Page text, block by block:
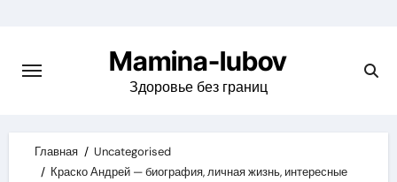
content
Mamina-lubov
Здоровье без границ
Главная
Uncategorised
Краско Андрей — биография, личная жизнь, интересные